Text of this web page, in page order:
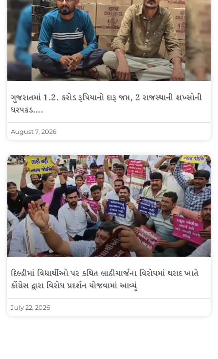
ગુજરાતમાં 1.2. કરોડ રૂપિયાનો દારૂ જપ્ત, 2 રાજસ્થાની શખ્સોની
ધરપકડ….
August 7, 2026
દિલ્હીમાં વિદ્યાર્થીઓ પર કથિત લાઠીચાર્જના વિરોધમાં થરાદ ખાતે
કોંગ્રેસ દ્વારા વિરોધ પ્રદર્શન યોજવામાં આવ્યું
July 22, 2026